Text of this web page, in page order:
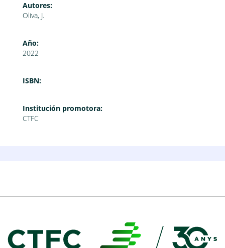
Autores:
Oliva, J.
Año:
2022
ISBN:
Institución promotora:
CTFC